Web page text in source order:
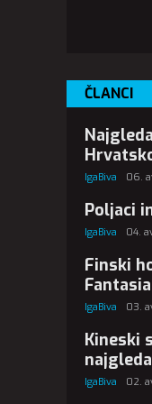
ČLANCI
IgaBiva 06.
Poljaci
IgaBiva 04.
Finski
IgaBiva 03.
Kineski
IgaBiva 02.